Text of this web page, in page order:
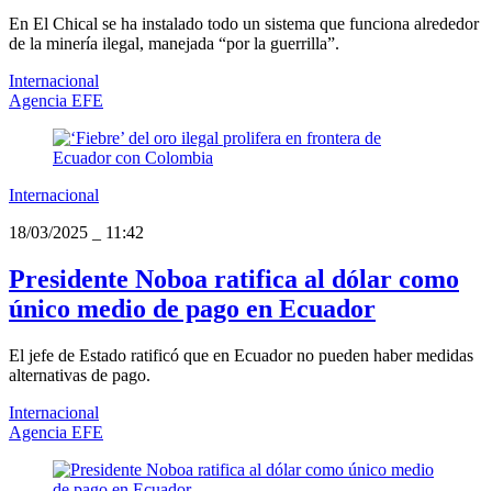
En El Chical se ha instalado todo un sistema que funciona alrededor
de la minería ilegal, manejada “por la guerrilla”.
Internacional
Agencia EFE
Internacional
18/03/2025
11:42
Presidente Noboa ratifica al dólar como
único medio de pago en Ecuador
El jefe de Estado ratificó que en Ecuador no pueden haber medidas
alternativas de pago.
Internacional
Agencia EFE